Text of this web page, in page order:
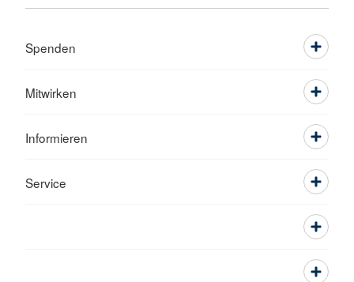
Spenden
Mitwirken
Informieren
Service